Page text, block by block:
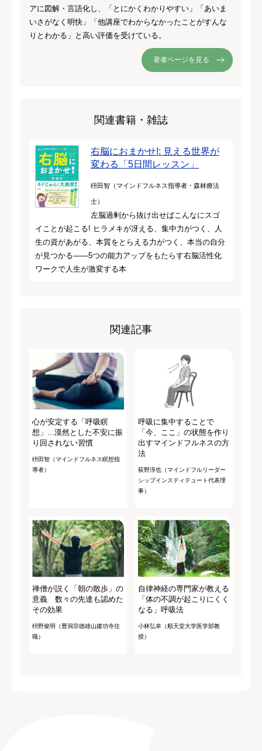
アに図解・言語化し、「とにかくわかりやすい」「あいま
いさがなく明快」「他講座でわからなかったことがすんな
りとわかる」と高い評価を受けている。
著者ページを見る
関連書籍・雑誌
右脳におまかせ!: 見える世界が
変わる「5日間レッスン」
枡田智（マインドフルネス指導者・森林療法
士）
左脳過剰から抜け出せばこんなにスゴ
イことが起こる! ヒラメキが冴える、集中力がつく、人
生の資があがる、本質をとらえる力がつく、本当の自分
が見つかる――5つの能力アップをもたらす右脳活性化
ワークで人生が激変する本
関連記事
心が安定する「呼吸瞑
想」...漠然とした不安に振
り回されない習慣
枡田智（マインドフルネス瞑想指
導者）
呼吸に集中することで
「今、ここ」の状態を作り
出すマインドフルネスの方
法
荻野淳也（マインドフルリーダー
シップインスティテュート代表理
事）
禅僧が説く「朝の散歩」の
意義 数々の先達も認めた
その効果
枡野俊明（曹洞宗徳雄山建功寺住
職）
自律神経の専門家が教える
「体の不調が起こりにくく
なる」呼吸法
小林弘幸（順天堂大学医学部教
授）